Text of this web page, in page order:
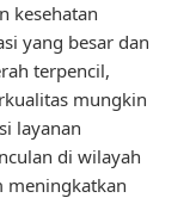
kesehatan
yang besar dan
terpencil,
mungkin
layanan
di wilayah
meningkatkan